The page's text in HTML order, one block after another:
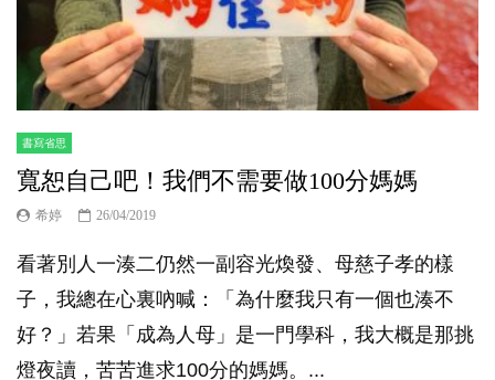
書寫省思
寬恕自己吧！我們不需要做100分媽媽
希婷 26/04/2019
看著別人一湊二仍然一副容光煥發、母慈子孝的樣
子，我總在心裏吶喊：「為什麼我只有一個也湊不
好？」若果「成為人母」是一門學科，我大概是那挑
燈夜讀，苦苦進求100分的媽媽。...